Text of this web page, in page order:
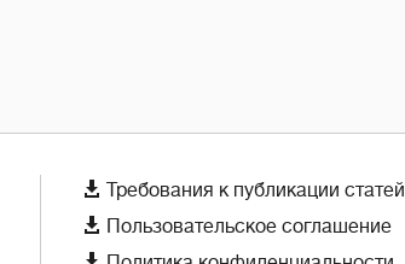
 Требования к публикации статей
 Пользовательское соглашение